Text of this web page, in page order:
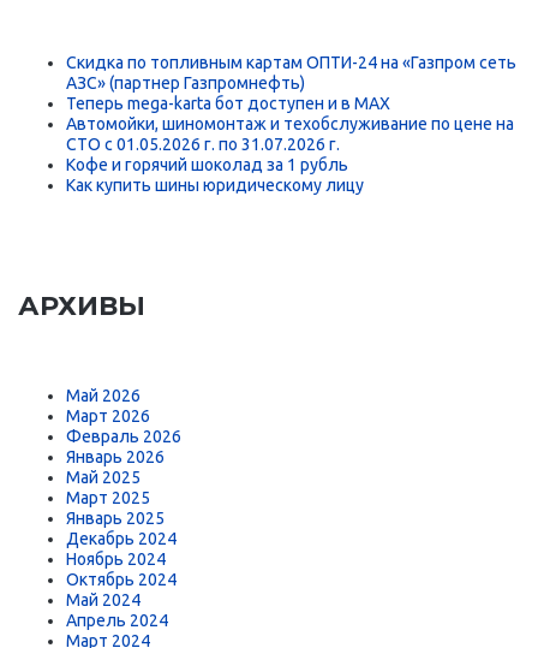
Скидка по топливным картам ОПТИ-24 на «Газпром сеть
АЗС» (партнер Газпромнефть)
Теперь mega-karta бот доступен и в MAX
Автомойки, шиномонтаж и техобслуживание по цене на
СТО с 01.05.2026 г. по 31.07.2026 г.
Кофе и горячий шоколад за 1 рубль
Как купить шины юридическому лицу
АРХИВЫ
Май 2026
Март 2026
Февраль 2026
Январь 2026
Май 2025
Март 2025
Январь 2025
Декабрь 2024
Ноябрь 2024
Октябрь 2024
Май 2024
Апрель 2024
Март 2024